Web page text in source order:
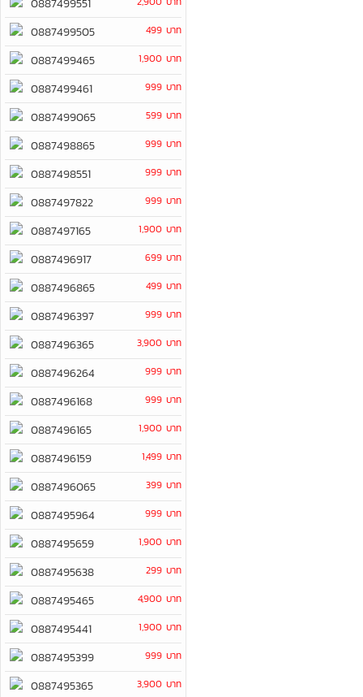
0887499551
0887499505 499 บาท
0887499465 1,900 บาท
0887499461 999 บาท
0887499065 599 บาท
0887498865 999 บาท
0887498551 999 บาท
0887497822 999 บาท
0887497165 1,900 บาท
0887496917 699 บาท
0887496865 499 บาท
0887496397 999 บาท
0887496365 3,900 บาท
0887496264 999 บาท
0887496168 999 บาท
0887496165 1,900 บาท
0887496159 1,499 บาท
0887496065 399 บาท
0887495964 999 บาท
0887495659 1,900 บาท
0887495638 299 บาท
0887495465 4,900 บาท
0887495441 1,900 บาท
0887495399 999 บาท
0887495365 3,900 บาท